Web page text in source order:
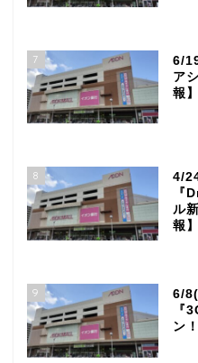
7
6/
ア
報】
8
4/
『
ル
報】
9
6/
『
ン